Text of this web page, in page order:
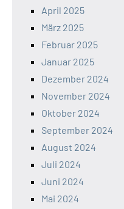
April 2025
März 2025
Februar 2025
Januar 2025
Dezember 2024
November 2024
Oktober 2024
September 2024
August 2024
Juli 2024
Juni 2024
Mai 2024